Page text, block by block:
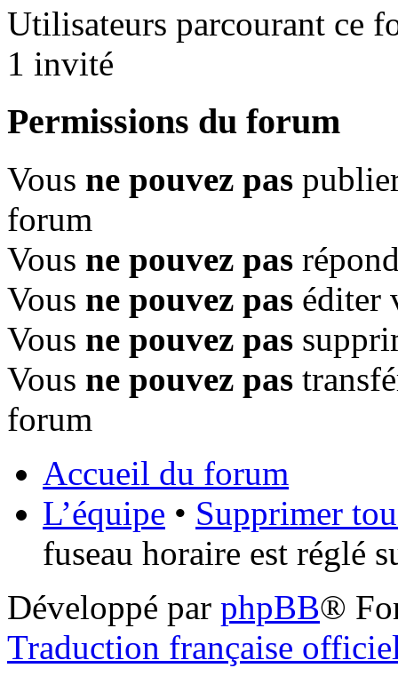
Utilisateurs parcourant ce
1 invité
Permissions du forum
Vous ne pouvez pas
forum
Vous ne pouvez pas
Vous ne pouvez pas éditer
Vous ne pouvez pas
Vous ne pouvez pas
forum
Accueil du forum
L’équipe • Supprimer
fuseau horaire est réglé
Développé par phpBB®
Traduction française